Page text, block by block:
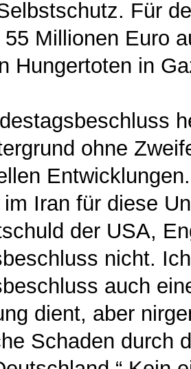
Für
Millionen Euro
Hungertoten in
ohne
Iran für diese
der USA,
nicht.
auch
dient, aber
Schaden durch